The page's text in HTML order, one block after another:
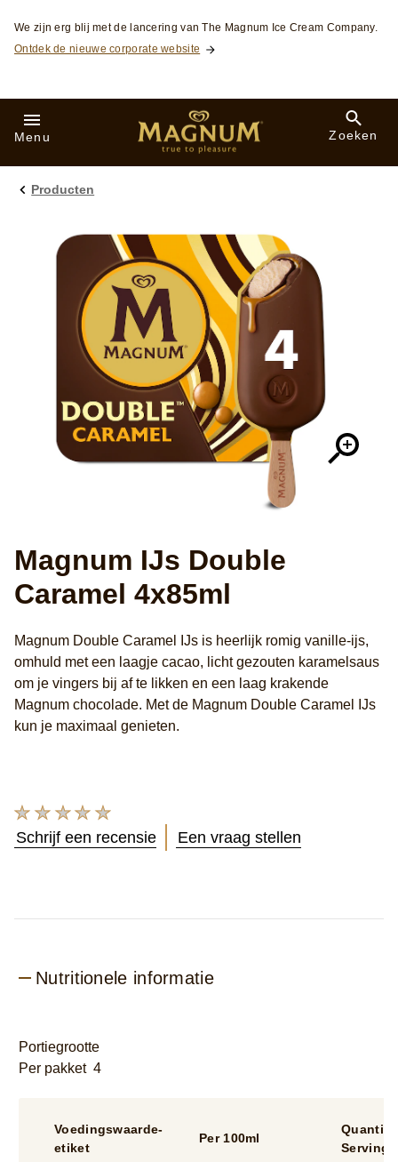
Skip to:
We zijn erg blij met de lancering van The Magnum Ice Cream Company.
Ontdek de nieuwe corporate website
Menu Zoeken
Producten
Magnum IJs Double
Caramel 4x85ml
Magnum Double Caramel IJs is heerlijk romig vanille-ijs,
omhuld met een laagje cacao, licht gezouten karamelsaus
om je vingers bij af te likken en een laag krakende
Magnum chocolade. Met de Magnum Double Caramel IJs
kun je maximaal genieten.
Geen
ingediend
Schrijf een recensie Een vraag stellen
Nutritionele informatie
Portiegrootte
Per pakket 4
Voedingswaarde-
etiket
Per 100ml
Quantity
Serving